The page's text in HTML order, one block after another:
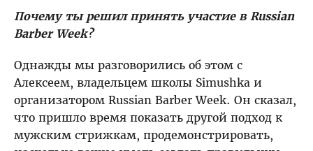
Почему ты решил принять участие в Russian
Barber Week?
Однажды мы разговорились об этом с
Алексеем, владельцем школы Simushka и
организатором Russian Barber Week. Он сказал,
что пришло время показать другой подход к
мужским стрижкам, продемонстрировать,